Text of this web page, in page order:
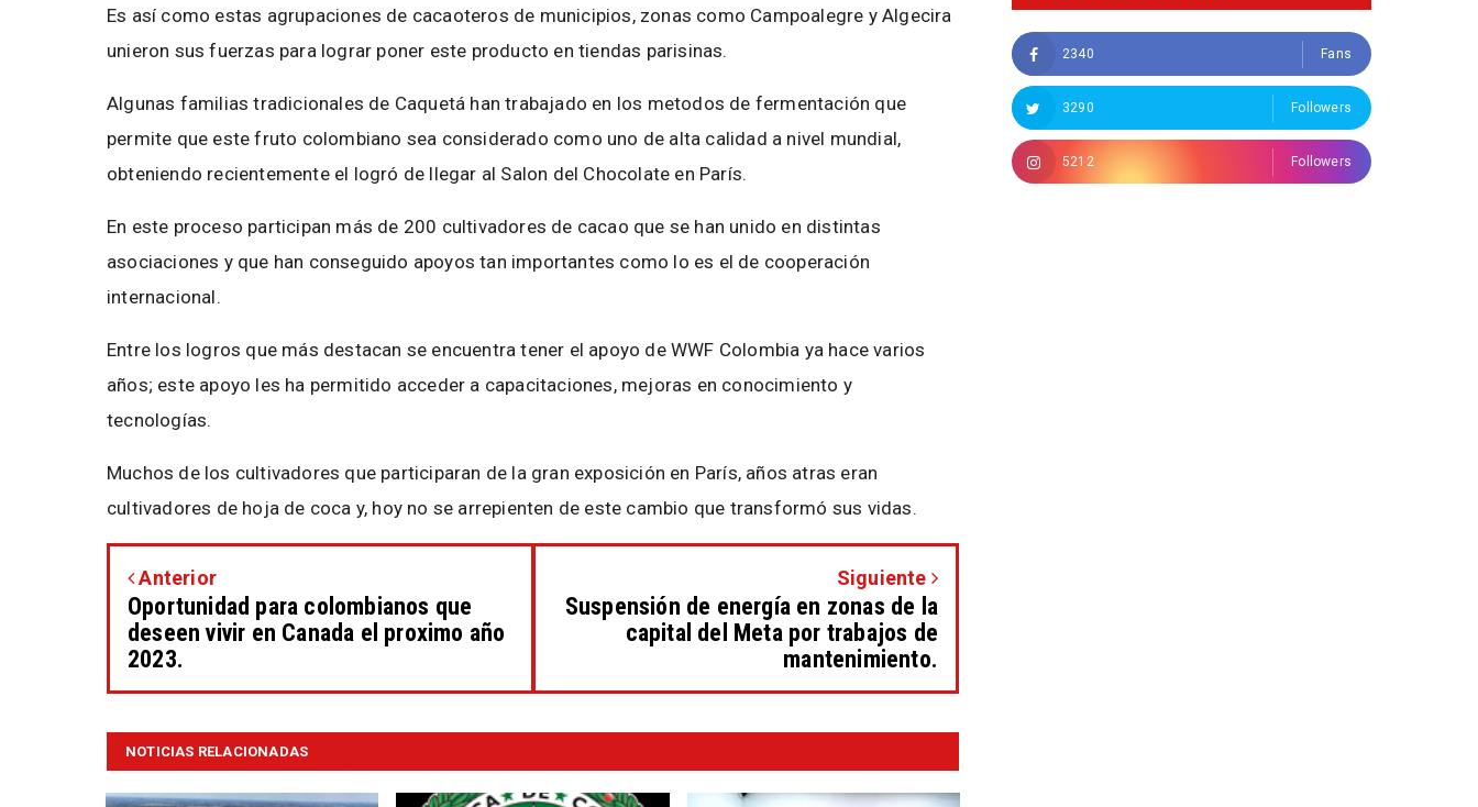
Es así como estas agrupaciones de cacaoteros de municipios, zonas como Campoalegre y Algecira
unieron sus fuerzas para lograr poner este producto en tiendas parisinas.
Algunas familias tradicionales de Caquetá han trabajado en los metodos de fermentación que
permite que este fruto colombiano sea considerado como uno de alta calidad a nivel mundial,
obteniendo recientemente el logró de llegar al Salon del Chocolate en París.
En este proceso participan más de 200 cultivadores de cacao que se han unido en distintas
asociaciones y que han conseguido apoyos tan importantes como lo es el de cooperación
internacional.
Entre los logros que más destacan se encuentra tener el apoyo de WWF Colombia ya hace varios
años; este apoyo les ha permitido acceder a capacitaciones, mejoras en conocimiento y
tecnologías.
Muchos de los cultivadores que participaran de la gran exposición en París, años atras eran
cultivadores de hoja de coca y, hoy no se arrepienten de este cambio que transformó sus vidas.
Anterior
Oportunidad para colombianos que
deseen vivir en Canada el proximo año
2023.
Siguiente
Suspensión de energía en zonas de la
capital del Meta por trabajos de
mantenimiento.
NOTICIAS RELACIONADAS
2340 Fans
3290 Followers
5212 Followers